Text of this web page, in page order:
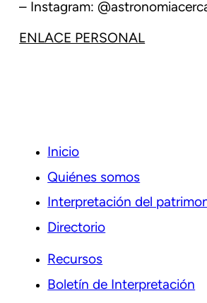
– Instagram:
ENLACE PERSONAL
Inicio
Quiénes somos
Interpretación del
Directorio
Recursos
Boletín de Interpretación